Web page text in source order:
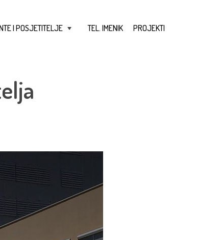
I POSJETITELJE TEL. IMENIK PROJEKTI